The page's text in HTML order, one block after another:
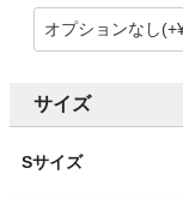
サイズ
Sサイズ